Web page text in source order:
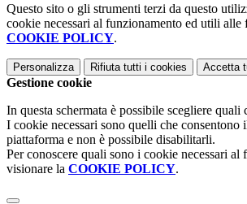
Questo sito o gli strumenti terzi da questo
cookie necessari al funzionamento ed utili alle
COOKIE POLICY.
Personalizza Rifiuta tutti i cookies Accetta
Gestione cookie
In questa schermata è possibile scegliere quali
I cookie necessari sono quelli che consentono
piattaforma e non è possibile disabilitarli.
Per conoscere quali sono i cookie necessari al
visionare la COOKIE POLICY.